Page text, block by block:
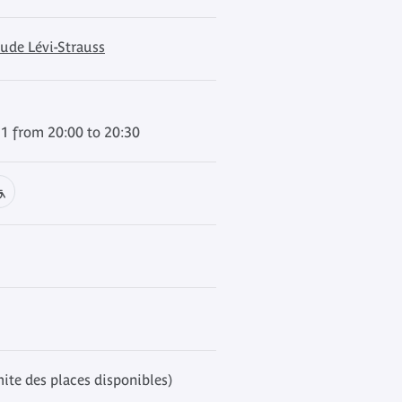
Lévi-Strauss
from 20:00 to 20:30
des places disponibles)